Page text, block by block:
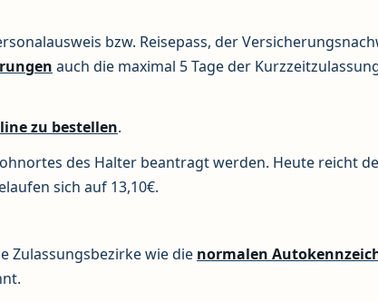
bzw. Reisepass, der
auch die maximal 5 Tage der
zu bestellen.
des Halter beantragt werden. Heute reicht
sich auf 13,10€.
Zulassungsbezirke wie die normalen